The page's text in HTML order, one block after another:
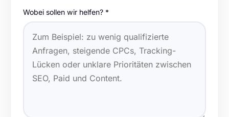
Wobei sollen wir helfen? *